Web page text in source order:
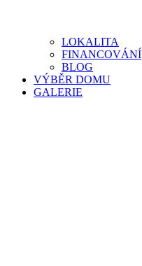
LOKALITA
FINANCOVÁNÍ
BLOG
VÝBĚR DOMU
GALERIE